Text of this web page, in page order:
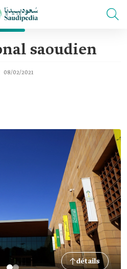
saoudien
08/02/2021
détails